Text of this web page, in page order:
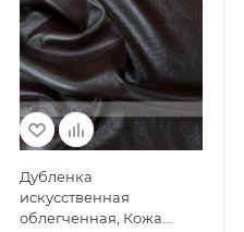
Дубленка
искусственная
облегченная, Кожа